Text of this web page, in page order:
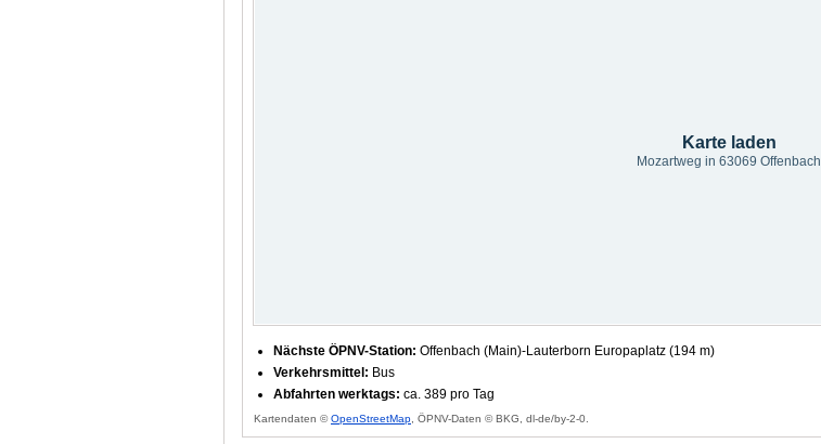
Karte laden
Mozartweg in 63069 Offenbach
Nächste ÖPNV-Station: Offenbach (Main)-Lauterborn Europaplatz (194 m)
Verkehrsmittel: Bus
Abfahrten werktags: ca. 389 pro Tag
Kartendaten ©OpenStreetMap , ÖPNV-Daten © BKG, dl-de/by-2-0.